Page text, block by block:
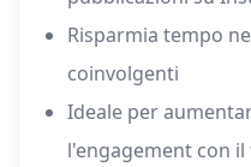
Risparmia tempo
coinvolgenti
Ideale per
l'engagement con